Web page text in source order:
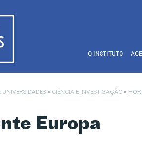
O INSTITUTO
UNIVERSIDADES » CIÊNCIA E INVESTIGAÇÃO »
Europa